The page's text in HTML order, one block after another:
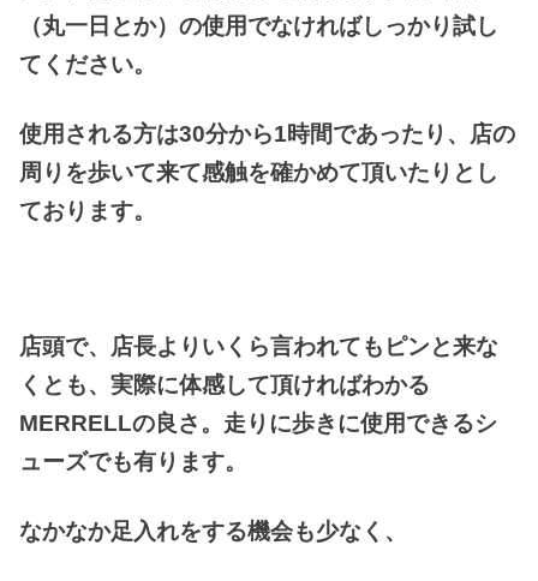
（丸一日とか）の使用でなければしっかり試し
てください。
使用される方は30分から1時間であったり、店の
周りを歩いて来て感触を確かめて頂いたりとし
ております。
店頭で、店長よりいくら言われてもピンと来な
くとも、実際に体感して頂ければわかる
MERRELLの良さ。走りに歩きに使用できるシ
ューズでも有ります。
なかなか足入れをする機会も少なく、